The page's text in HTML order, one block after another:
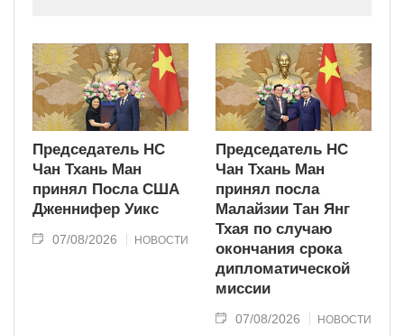
Председатель НС
Чан Тхань Ман
принял Посла США
Дженнифер Уикс
07/08/2026 НОВОСТИ
Председатель НС
Чан Тхань Ман
принял посла
Малайзии Тан Янг
Тхая по случаю
окончания срока
дипломатической
миссии
07/08/2026 НОВОСТИ